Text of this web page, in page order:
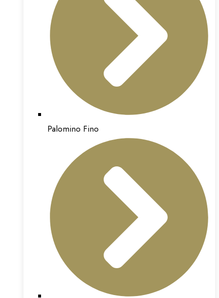
Palomino Fino